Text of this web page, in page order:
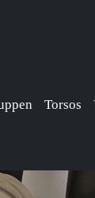
Torsos